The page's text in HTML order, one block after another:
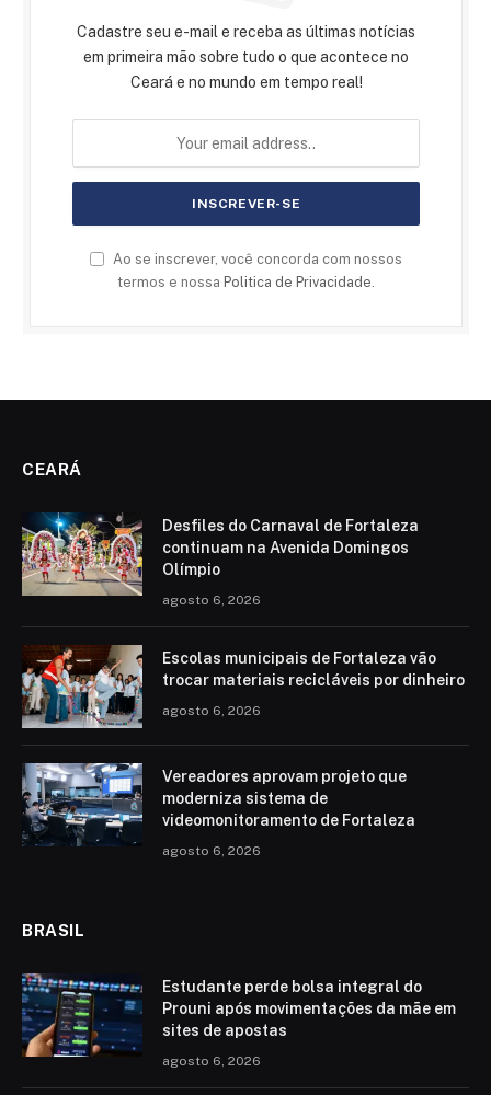
Cadastre seu e-mail e receba as últimas notícias
em primeira mão sobre tudo o que acontece no
Ceará e no mundo em tempo real!
Ao se inscrever, você concorda com nossos
termos e nossa Politica de Privacidade.
CEARÁ
Desfiles do Carnaval de Fortaleza
continuam na Avenida Domingos
Olímpio
agosto 6, 2026
Escolas municipais de Fortaleza vão
trocar materiais recicláveis por dinheiro
agosto 6, 2026
Vereadores aprovam projeto que
moderniza sistema de
videomonitoramento de Fortaleza
agosto 6, 2026
BRASIL
Estudante perde bolsa integral do
Prouni após movimentações da mãe em
sites de apostas
agosto 6, 2026